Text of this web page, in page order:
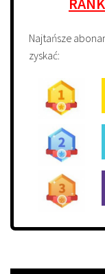
Najtańsze
zyskać: